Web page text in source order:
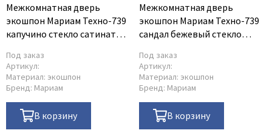
Межкомнатная дверь
экошпон Мариам Техно-739
капучино стекло сатинат
Под заказ
Артикул:
Материал: экошпон
Бренд: Мариам
В корзину
Межкомнатная дверь
экошпон Мариам Техно-739
сандал бежевый стекло
Под заказ
Артикул:
Материал: экошпон
Бренд: Мариам
В корзину